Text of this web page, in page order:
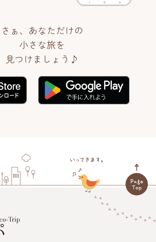
さぁ、あなただけの
小さな旅を
見つけましょう♪